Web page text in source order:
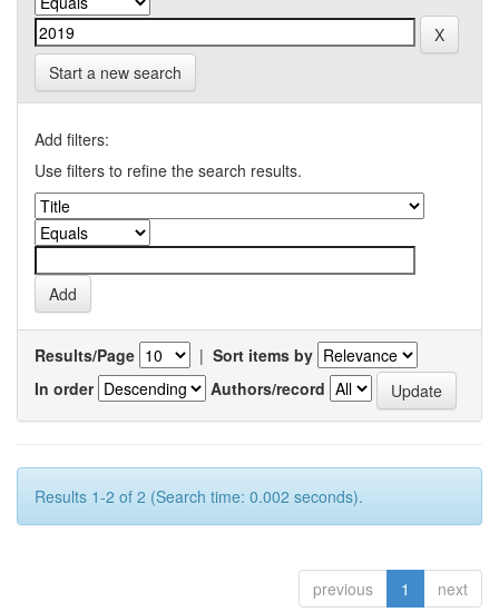
Start a new search
Add filters:
Use filters to refine the search results.
Results/Page | Sort items by
In order
Authors/record
Results 1-2 of 2 (Search time: 0.002 seconds).
previous 1 next